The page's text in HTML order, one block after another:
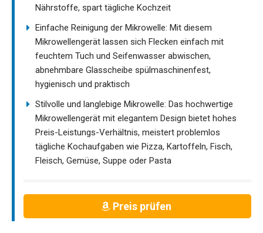
Nährstoffe, spart tägliche Kochzeit
Einfache Reinigung der Mikrowelle: Mit diesem
Mikrowellengerät lassen sich Flecken einfach mit
feuchtem Tuch und Seifenwasser abwischen,
abnehmbare Glasscheibe spülmaschinenfest,
hygienisch und praktisch
Stilvolle und langlebige Mikrowelle: Das hochwertige
Mikrowellengerät mit elegantem Design bietet hohes
Preis-Leistungs-Verhältnis, meistert problemlos
tägliche Kochaufgaben wie Pizza, Kartoffeln, Fisch,
Fleisch, Gemüse, Suppe oder Pasta
Preis prüfen